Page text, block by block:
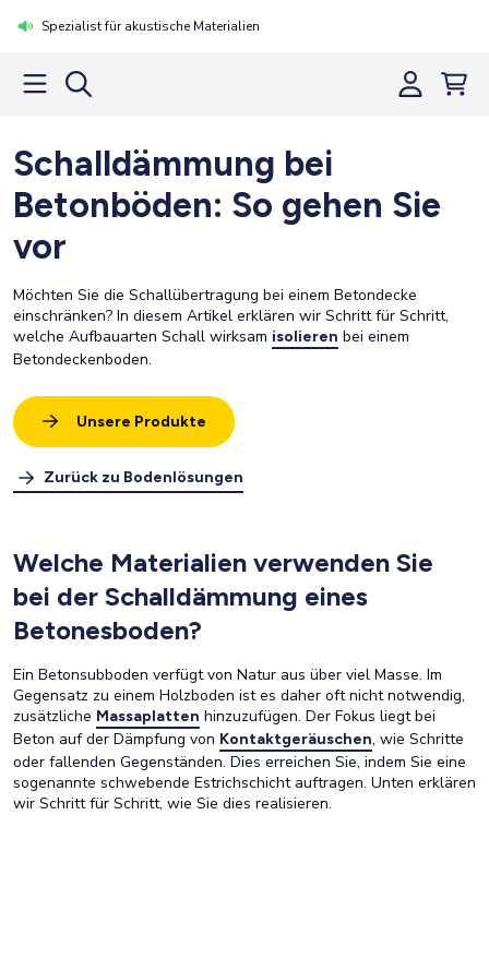
Spezialist für akustische Materialien
Schalldämmung bei
Betonböden: So gehen Sie
vor
Möchten Sie die Schallübertragung bei einem Betondecke
einschränken? In diesem Artikel erklären wir Schritt für Schritt,
welche Aufbauarten Schall wirksam isolieren bei einem
Betondeckenboden.
Unsere Produkte
Zurück zu Bodenlösungen
Welche Materialien verwenden Sie
bei der Schalldämmung eines
Betonesboden?
Ein Betonsubboden verfügt von Natur aus über viel Masse. Im
Gegensatz zu einem Holzboden ist es daher oft nicht notwendig,
zusätzliche Massaplatten hinzuzufügen. Der Fokus liegt bei
Beton auf der Dämpfung von Kontaktgeräuschen, wie Schritte
oder fallenden Gegenständen. Dies erreichen Sie, indem Sie eine
sogenannte schwebende Estrichschicht auftragen. Unten erklären
wir Schritt für Schritt, wie Sie dies realisieren.